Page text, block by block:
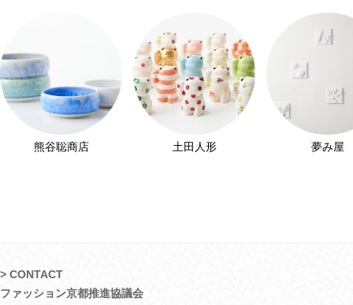
熊谷聡商店 土田人形 夢み屋
> CONTACT
ファッション京都推進協議会